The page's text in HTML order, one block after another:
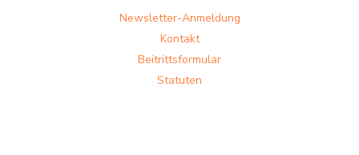
Newsletter-Anmeldung
Kontakt
Beitrittsformular
Statuten